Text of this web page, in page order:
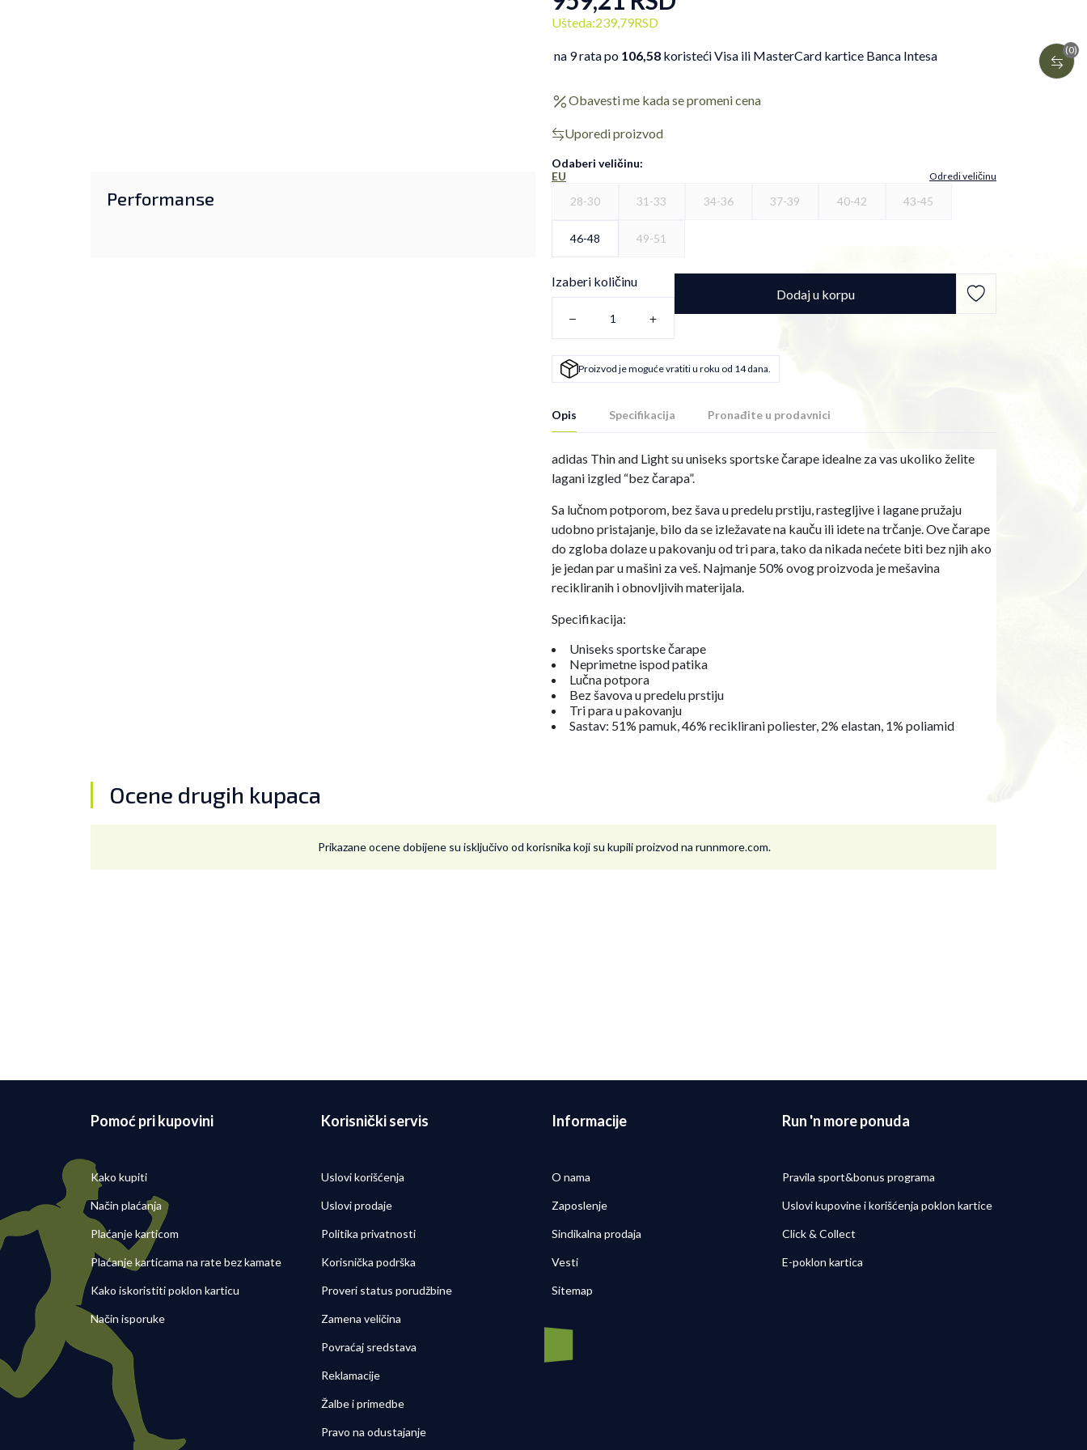
(0)
Performanse
Ušteda:239,79RSD
na 9 rata po 106,58 koristeći Visa ili MasterCard kartice Banca Intesa
Obavesti me kada se promeni cena
Uporedi proizvod
Odaberi veličinu:
EU
Odredi veličinu
28-30 31-33 34-36 37-39 40-42 43-45
46-48 49-51
Izaberi količinu
Dodaj u korpu
Proizvod je moguće vratiti u roku od 14 dana.
Opis Specifikacija Pronađite u prodavnici
adidas Thin and Light su uniseks sportske čarape idealne za vas ukoliko želite
lagani izgled “bez čarapa”.
Sa lučnom potporom, bez šava u predelu prstiju, rastegljive i lagane pružaju
udobno pristajanje, bilo da se izležavate na kauču ili idete na trčanje. Ove čarape
do zgloba dolaze u pakovanju od tri para, tako da nikada nećete biti bez njih ako
je jedan par u mašini za veš. Najmanje 50% ovog proizvoda je mešavina
recikliranih i obnovljivih materijala.
Specifikacija:
Uniseks sportske čarape
Neprimetne ispod patika
Lučna potpora
Bez šavova u predelu prstiju
Tri para u pakovanju
Sastav: 51% pamuk, 46% reciklirani poliester, 2% elastan, 1% poliamid
Ocene drugih kupaca
Prikazane ocene dobijene su isključivo od korisnika koji su kupili proizvod na runnmore.com.
Pomoć pri kupovini
Kako kupiti
Način plaćanja
Plaćanje karticom
Plaćanje karticama na rate bez kamate
Kako iskoristiti poklon karticu
Način isporuke
Korisnički servis
Uslovi korišćenja
Uslovi prodaje
Politika privatnosti
Korisnička podrška
Proveri status porudžbine
Zamena veličina
Povraćaj sredstava
Reklamacije
Žalbe i primedbe
Pravo na odustajanje
Informacije
O nama
Zaposlenje
Sindikalna prodaja
Vesti
Sitemap
Run 'n more ponuda
Pravila sport&bonus programa
Uslovi kupovine i korišćenja poklon kartice
Click & Collect
E-poklon kartica